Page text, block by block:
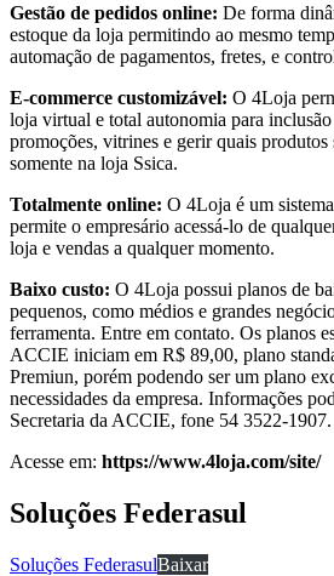
Gestão de pedidos online: De forma
estoque da loja permitindo ao mesmo
automação de pagamentos, fretes, e
E-commerce customizável: O 4Loja
loja virtual e total autonomia para
promoções, vitrines e gerir quais
somente na loja Ssica.
Totalmente online: O 4Loja é um
permite o empresário acessá-lo de
loja e vendas a qualquer momento.
Baixo custo: O 4Loja possui planos de
pequenos, como médios e grandes
ferramenta. Entre em contato. Os planos
ACCIE iniciam em R$ 89,00, plano
Premiun, porém podendo ser um plano
necessidades da empresa. Informações
Secretaria da ACCIE, fone 54 3522-1907.
Acesse em: https://www.4loja.com/site/
Soluções Federasul
Soluções FederasulBaixar